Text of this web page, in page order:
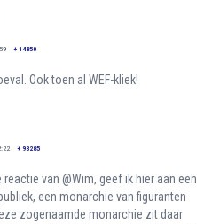
+ 14850
Ook toen al WEF-kliek!
+ 93285
van @Wim, geef ik hier aan een
een monarchie van figuranten
zogenaamde monarchie zit daar